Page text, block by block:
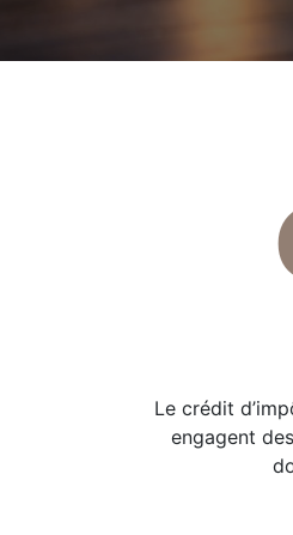
Le crédit
engagent